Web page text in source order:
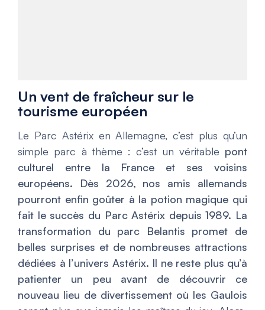
Un vent de fraîcheur sur le
tourisme européen
Le Parc Astérix en Allemagne, c’est plus qu’un
simple parc à thème : c’est un véritable pont
culturel entre la France et ses voisins
européens. Dès 2026, nos amis allemands
pourront enfin goûter à la potion magique qui
fait le succès du Parc Astérix depuis 1989. La
transformation du parc Belantis promet de
belles surprises et de nombreuses attractions
dédiées à l’univers Astérix. Il ne reste plus qu’à
patienter un peu avant de découvrir ce
nouveau lieu de divertissement où les Gaulois